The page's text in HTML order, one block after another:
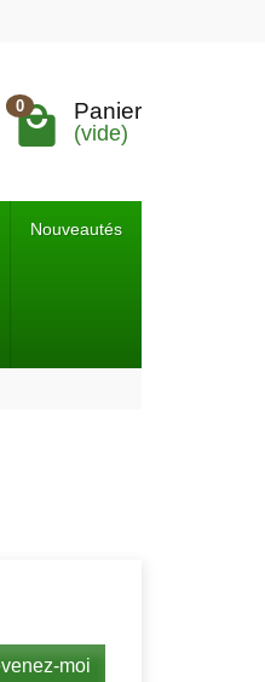
0 Panier
(vide)
Nouveautés
moi